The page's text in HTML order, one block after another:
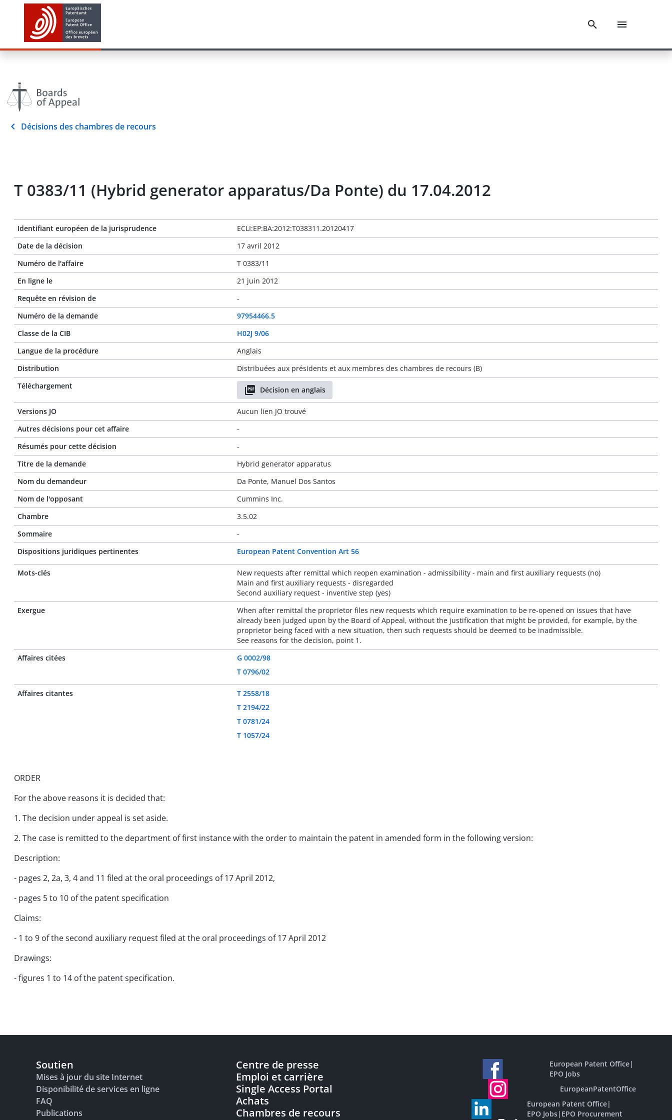
Décisions des chambres de recours
T 0383/11 (Hybrid generator apparatus/Da Ponte) du 17.04.2012
Identifiant européen de la jurisprudence
ECLI:EP:BA:2012:T038311.20120417
Date de la décision
17 avril 2012
Numéro de l'affaire
T 0383/11
En ligne le
21 juin 2012
Requête en révision de
-
Numéro de la demande
97954466.5
Classe de la CIB
H02J 9/06
Langue de la procédure
Anglais
Distribution
Distribuées aux présidents et aux membres des chambres de recours (B)
Téléchargement
Décision en anglais
Versions JO
Aucun lien JO trouvé
Autres décisions pour cet affaire
-
Résumés pour cette décision
-
Titre de la demande
Hybrid generator apparatus
Nom du demandeur
Da Ponte, Manuel Dos Santos
Nom de l'opposant
Cummins Inc.
Chambre
3.5.02
Sommaire
-
Dispositions juridiques pertinentes
European Patent Convention Art 56
Mots-clés
New requests after remittal which reopen examination - admissibility - main and first auxiliary requests (no)
Main and first auxiliary requests - disregarded
Second auxiliary request - inventive step (yes)
Exergue
When after remittal the proprietor files new requests which require examination to be re-opened on issues that have
already been judged upon by the Board of Appeal, without the justification that might be provided, for example, by the
proprietor being faced with a new situation, then such requests should be deemed to be inadmissible.
See reasons for the decision, point 1.
Affaires citées
G 0002/98
T 0796/02
Affaires citantes
T 2558/18
T 2194/22
T 0781/24
T 1057/24
ORDER
For the above reasons it is decided that:
1. The decision under appeal is set aside.
2. The case is remitted to the department of first instance with the order to maintain the patent in amended form in the following version:
Description:
- pages 2, 2a, 3, 4 and 11 filed at the oral proceedings of 17 April 2012,
- pages 5 to 10 of the patent specification
Claims:
- 1 to 9 of the second auxiliary request filed at the oral proceedings of 17 April 2012
Drawings:
- figures 1 to 14 of the patent specification.
Soutien
Mises à jour du site Internet
Disponibilité de services en ligne
FAQ
Publications
Centre de presse
Emploi et carrière
Single Access Portal
Achats
Chambres de recours
European Patent Office|
EPO Jobs
EuropeanPatentOffice
European Patent Office|
EPO Jobs| EPO Procurement